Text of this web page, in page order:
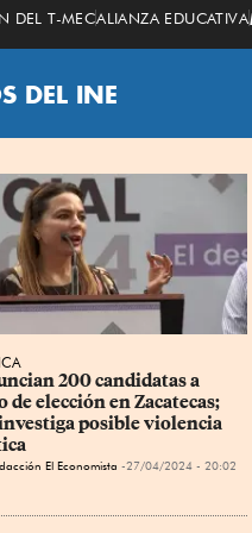
DEL T-MECALIANZA EDUCATIVA
DEL INE
200 candidatas a
de elección en Zacatecas;
posible violencia
El Economista 27/04/2024 - 20:02